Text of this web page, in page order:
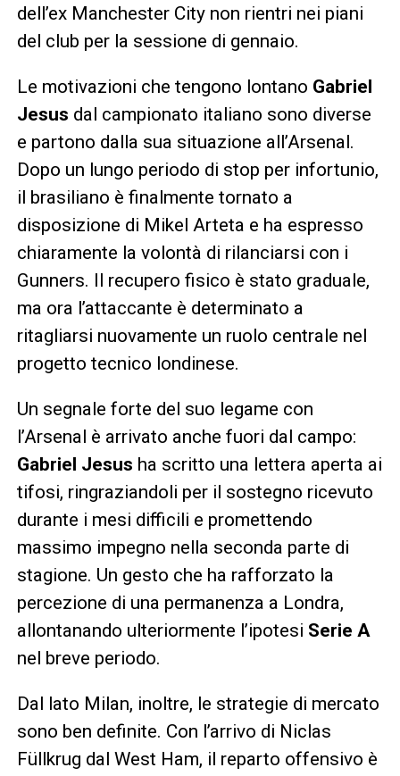
dell’ex Manchester City non rientri nei piani
del club per la sessione di gennaio.
Le motivazioni che tengono lontano Gabriel
Jesus dal campionato italiano sono diverse
e partono dalla sua situazione all’Arsenal.
Dopo un lungo periodo di stop per infortunio,
il brasiliano è finalmente tornato a
disposizione di Mikel Arteta e ha espresso
chiaramente la volontà di rilanciarsi con i
Gunners. Il recupero fisico è stato graduale,
ma ora l’attaccante è determinato a
ritagliarsi nuovamente un ruolo centrale nel
progetto tecnico londinese.
Un segnale forte del suo legame con
l’Arsenal è arrivato anche fuori dal campo:
Gabriel Jesus ha scritto una lettera aperta ai
tifosi, ringraziandoli per il sostegno ricevuto
durante i mesi difficili e promettendo
massimo impegno nella seconda parte di
stagione. Un gesto che ha rafforzato la
percezione di una permanenza a Londra,
allontanando ulteriormente l’ipotesi Serie A
nel breve periodo.
Dal lato Milan, inoltre, le strategie di mercato
sono ben definite. Con l’arrivo di Niclas
Füllkrug dal West Ham, il reparto offensivo è